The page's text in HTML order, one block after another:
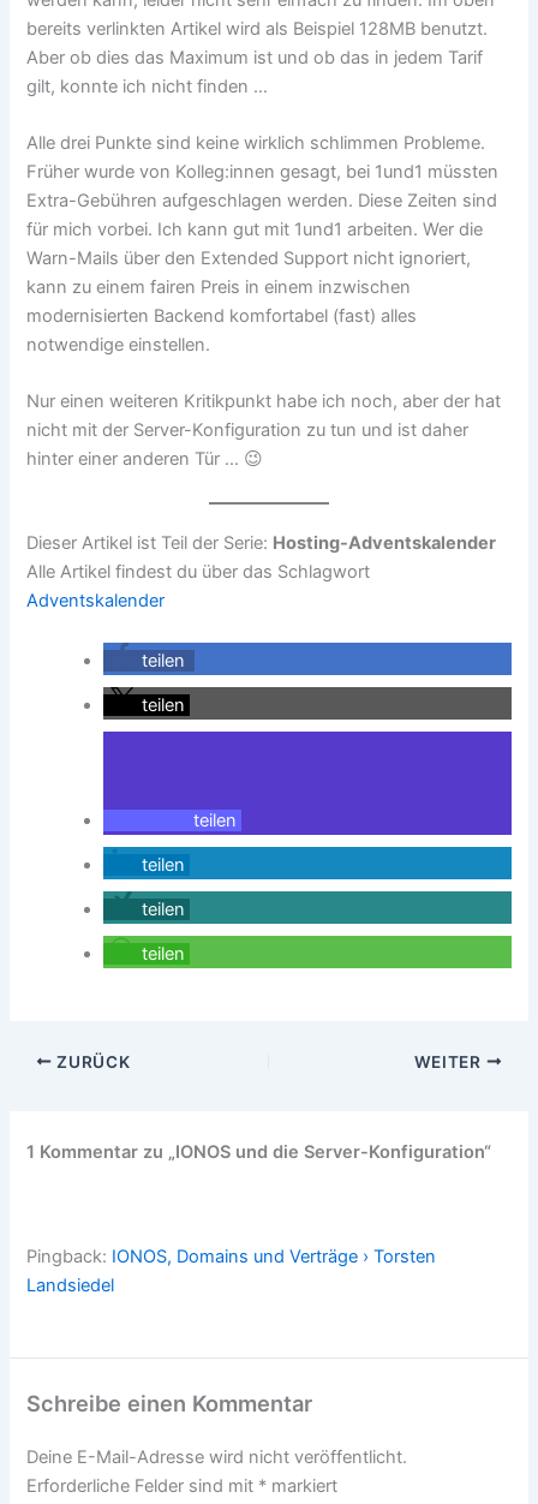
bereits verlinkten Artikel wird als Beispiel 128MB benutzt.
Aber ob dies das Maximum ist und ob das in jedem Tarif
gilt, konnte ich nicht finden …
Alle drei Punkte sind keine wirklich schlimmen Probleme.
Früher wurde von Kolleg:innen gesagt, bei 1und1 müssten
Extra-Gebühren aufgeschlagen werden. Diese Zeiten sind
für mich vorbei. Ich kann gut mit 1und1 arbeiten. Wer die
Warn-Mails über den Extended Support nicht ignoriert,
kann zu einem fairen Preis in einem inzwischen
modernisierten Backend komfortabel (fast) alles
notwendige einstellen.
Nur einen weiteren Kritikpunkt habe ich noch, aber der hat
nicht mit der Server-Konfiguration zu tun und ist daher
hinter einer anderen Tür … 😉
Dieser Artikel ist Teil der Serie: Hosting-Adventskalender
Alle Artikel findest du über das Schlagwort
Adventskalender
teilen
teilen
teilen
teilen
teilen
teilen
ZURÜCK WEITER
1 Kommentar zu „IONOS und die Server-Konfiguration“
Pingback: IONOS, Domains und Verträge › Torsten
Landsiedel
Schreibe einen Kommentar
Deine E-Mail-Adresse wird nicht veröffentlicht.
Erforderliche Felder sind mit * markiert